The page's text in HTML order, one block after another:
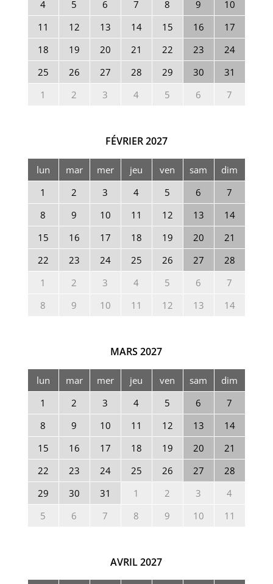
4
5 6 7 8 9
10
11
12 13 14 15 16
17
18
19 20 21 22 23
24
25
26 27 28 29 30
31
1
2 3 4 5 6 7
FÉVRIER2027
lun mar mer jeu ven sam
dim
1
2 3 4 5 6
7
8
9 10 11 12 13
14
15
16 17 18 19 20
21
22
23 24 25 26 27
28
1
2 3 4 5 6
7
8
9 10 11 12 13 14
MARS 2027
lun mar mer jeu ven sam
dim
1
2 3 4 5 6
7
8
9 10 11 12 13
14
15
16 17 18 19 20
21
22
23 24 25 26 27
28
29
30 31 1 2 3
4
5
6 7 8 9 10 11
AVRIL 2027